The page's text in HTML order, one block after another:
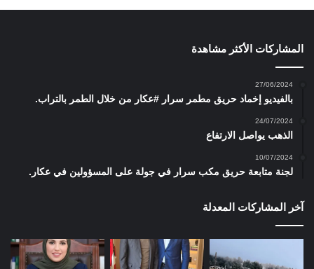
المشاركات الأكثر مشاهدة
27/06/2024
بالفيديو إخماد حريق مطمر سرار #عكار من خلال الطمر بالتراب.
24/07/2024
الذهب يواصل الارتفاع
10/07/2024
لجنة متابعة حريق مكب سرار في جولة على المسؤولين في عكار.
آخر المشاركات المعدلة